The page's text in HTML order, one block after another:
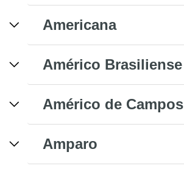
Americana
Américo Brasiliense
Américo de Campos
Amparo